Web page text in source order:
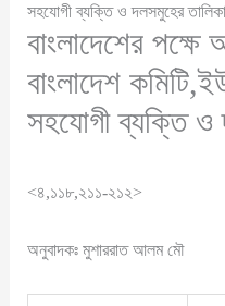
সহযোগী ব্যক্তি ও দলসমুহের তালিকা
বাংলাদেশের
বাংলাদেশ
সহযোগী ব্যক্তি ও
<৪,১১৮,২১১-২১২>
অনুবাদকঃ মুশাররাত আলম মৌ